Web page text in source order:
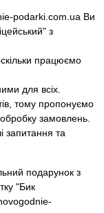
podarki.com.ua Ви
з
працюємо
для всіх.
тому пропонуємо
замовлень.
запитання та
подарунок з
"Бик